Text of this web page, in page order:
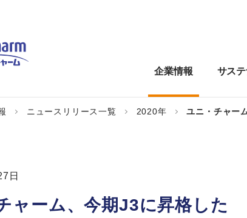
企業情報 サス
ニュースリリース一覧 2020年 ユニ・チャー
日
ャーム、今期J3に昇格した